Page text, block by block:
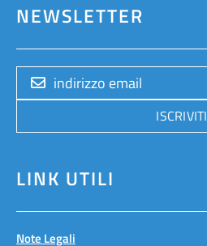
NEWSLETTER
ISCRIVITI
LINK UTILI
Note Legali